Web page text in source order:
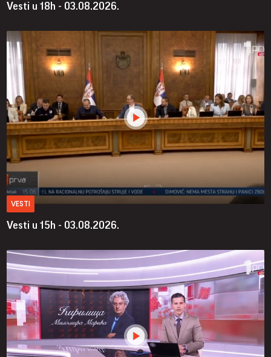
Vesti u 18h - 03.08.2026.
VESTI
Vesti u 15h - 03.08.2026.